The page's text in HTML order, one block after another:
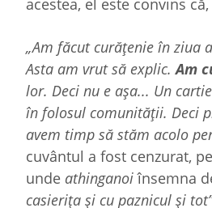
acestea, el este convins
„Am făcut curățenie în ziua
Asta am vrut să explic.Am
lor. Deci nu e așa... Un
în folosul comunității. Deci
avem timp să stăm acolo
cuvântul a fost cenzurat,
unde athinganoiînsemna
casierița și cu paznicul și tot”